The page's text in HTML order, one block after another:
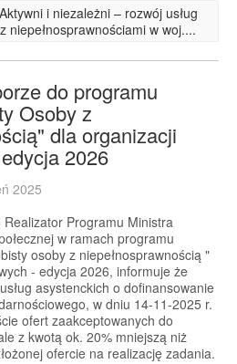
i niezależni – rozwój usług
niepełnosprawnościami w woj....
do programu
Osoby z
dla organizacji
2026
2025
Programu Ministra
w ramach programu
osoby z niepełnosprawnością "
- edycja 2026, informuje że
asystenckich o dofinansowanie
w dniu 14-11-2025 r.
ofert zaakceptowanych do
z kwotą ok. 20% mniejszą niż
ofercie na realizację zadania.